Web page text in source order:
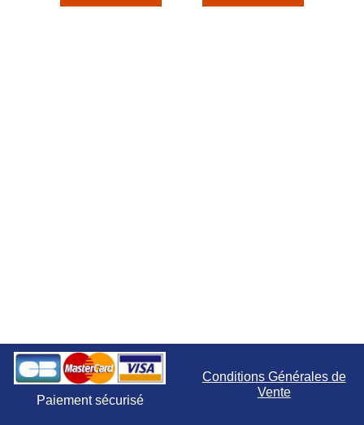
Paiement sécurisé
Conditions Générales de
Vente